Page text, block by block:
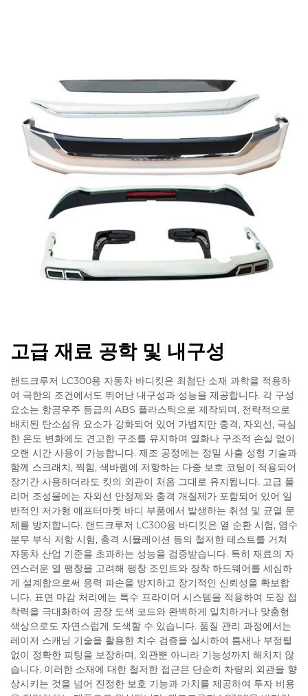
고급 재료 공학 및 내구성
랜드크루저 LC300용 자동차 바디킷은 최첨단 소재 과학을 적용하
여 극한의 조건에서도 뛰어난 내구성과 성능을 제공합니다. 각 구성
요소는 항공우주 등급의 ABS 플라스틱으로 제작되며, 전략적으로
배치된 탄소섬유 요소가 강화되어 있어 가볍지만 충격, 자외선, 극심
한 온도 변화에도 견고한 구조를 유지하며 열화나 구조적 손실 없이
오랜 시간 사용이 가능합니다. 제조 공정에는 정밀 사출 성형 기술과
함께 스크래치, 찍힘, 색바램에 저항하는 다중 보호 코팅이 적용되어
장기간 사용하더라도 킷의 외관이 처음 그대로 유지됩니다. 고급 폴
리머 조성물에는 자외선 안정제와 충격 개질제가 포함되어 있어 일
반적인 저가형 애프터마켓 바디 부품에서 발생하는 취성 및 균열 문
제를 방지합니다. 랜드크루저 LC300용 바디킷은 열 순환 시험, 염수
분무 부식 저항 시험, 충격 시뮬레이션 등의 철저한 테스트를 거쳐
자동차 산업 기준을 초과하는 성능을 검증받습니다. 특히 재료의 자
연스러운 열 팽창을 고려해 팽창 조인트와 장착 하드웨어를 세심하
게 설계함으로써 응력 파손을 방지하고 장기적인 신뢰성을 확보합
니다. 표면 마감 처리에는 특수 프라이머 시스템을 적용하여 도장 접
착력을 극대화하여 공장 도색 코드와 완벽하게 일치하거나 맞춤형
색상으로도 자연스럽게 도색할 수 있습니다. 품질 관리 과정에서는
레이저 스캐닝 기술을 활용한 치수 검증을 실시하여 틈새나 부정렬
없이 정확한 피팅을 보장하며, 외관뿐 아니라 기능성까지 해치지 않
습니다. 이러한 소재에 대한 철저한 접근은 단순히 차량의 외관을 향
상시키는 것을 넘어 진정한 보호 기능과 가치를 제공하여 투자 비용